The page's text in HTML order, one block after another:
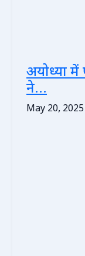
अयोध्या में
ने...
May 20, 2025